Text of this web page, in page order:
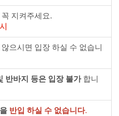
지켜주세요.
으시면 입장 하실 수 없습니
반바지 등은 입장 불가합니
반입 하실 수 없습니다.